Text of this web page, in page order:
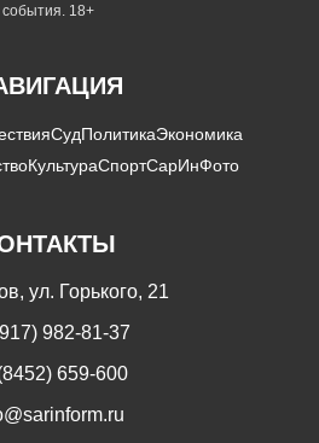
события. 18+
СудПолитикаЭкономика
КультураСпортСарИнФото
ул. Горького, 21
982-81-37
659-600